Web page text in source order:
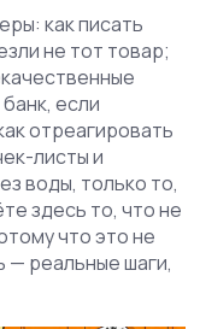
как писать
не тот товар;
если
отреагировать
листы и
воды, только то,
здесь то, что не
что это не
— реальные шаги,